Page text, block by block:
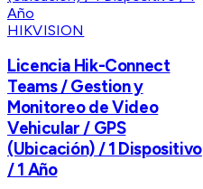
HIKVISION
Licencia Hik-Connect
Teams / Gestion y
Monitoreo de Video
Vehicular / GPS
(Ubicación) / 1 Dispositivo
/ 1 Año